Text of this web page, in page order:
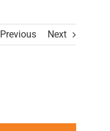
Previous Next